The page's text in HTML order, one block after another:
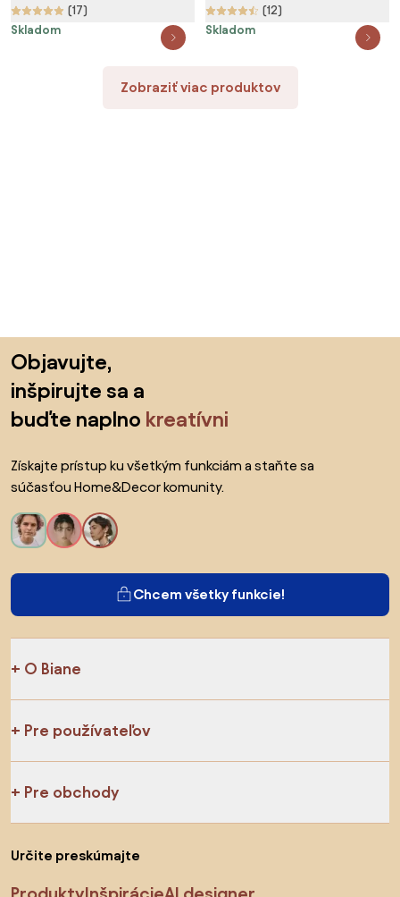
(17)
Skladom
(12)
Skladom
Zobraziť viac produktov
Objavujte,
inšpirujte sa a
buďte naplno kreatívni
Získajte prístup ku všetkým funkciám a staňte sa
súčasťou Home&Decor komunity.
Chcem všetky funkcie!
O Biane
Pre používateľov
Pre obchody
Určite preskúmajte